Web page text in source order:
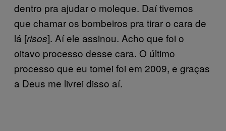
dentro pra ajudar o moleque. Daí tivemos
que chamar os bombeiros pra tirar o cara de
lá [risos]. Aí ele assinou. Acho que foi o
oitavo processo desse cara. O último
processo que eu tomei foi em 2009, e graças
a Deus me livrei disso aí.